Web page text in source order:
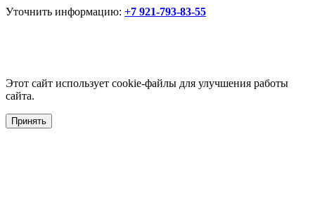
Уточнить информацию: +7 921-793-83-55
Этот сайт использует cookie-файлы для улучшения работы
сайта.
Принять